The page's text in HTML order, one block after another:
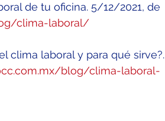
de tu oficina. 5/12/2021, de
clima-laboral/
clima laboral y para qué sirve?.
blog/clima-laboral-